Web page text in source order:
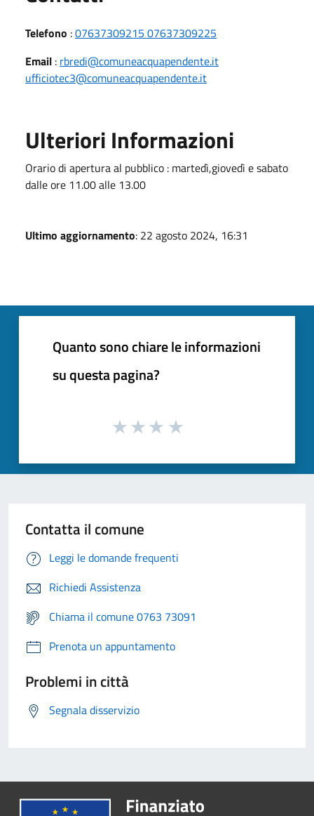
Telefono :07637309215 07637309225
Email : rbredi@comuneacquapendente.it
ufficiotec3@comuneacquapendente.it
Ulteriori Informazioni
Orario di apertura al pubblico : martedì,giovedì e sabato
dalle ore 11.00 alle 13.00
Ultimo aggiornamento: 22 agosto 2024, 16:31
Quanto sono chiare le informazioni
su questa pagina?
Contatta il comune
Leggi le domande frequenti
Richiedi Assistenza
Chiama il comune 0763 73091
Prenota un appuntamento
Problemi in città
Segnala disservizio